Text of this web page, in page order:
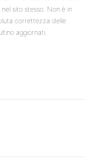
sito stesso. Non è in
correttezza delle
aggiornati.